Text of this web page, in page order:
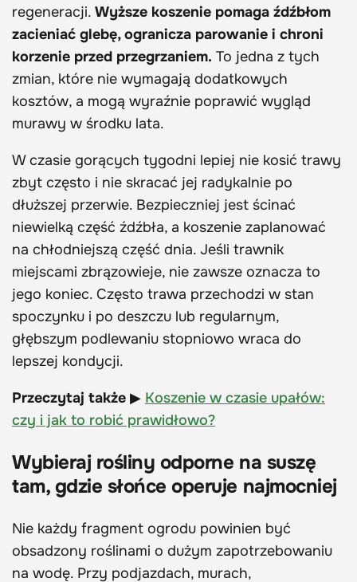
regeneracji. Wyższe koszenie pomaga źdźbłom
zacieniać glebę, ogranicza parowanie i chroni
korzenie przed przegrzaniem. To jedna z tych
zmian, które nie wymagają dodatkowych
kosztów, a mogą wyraźnie poprawić wygląd
murawy w środku lata.
W czasie gorących tygodni lepiej nie kosić trawy
zbyt często i nie skracać jej radykalnie po
dłuższej przerwie. Bezpieczniej jest ścinać
niewielką część źdźbła, a koszenie zaplanować
na chłodniejszą część dnia. Jeśli trawnik
miejscami zbrązowieje, nie zawsze oznacza to
jego koniec. Często trawa przechodzi w stan
spoczynku i po deszczu lub regularnym,
głębszym podlewaniu stopniowo wraca do
lepszej kondycji.
Przeczytaj także ▶ Koszenie w czasie upałów:
czy i jak to robić prawidłowo?
Wybieraj rośliny odporne na suszę
tam, gdzie słońce operuje najmocniej
Nie każdy fragment ogrodu powinien być
obsadzony roślinami o dużym zapotrzebowaniu
na wodę. Przy podjazdach, murach,